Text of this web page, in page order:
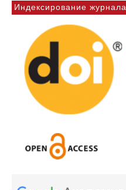
Индексирование журнала